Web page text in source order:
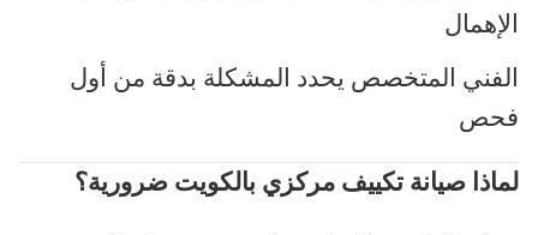
الإهمال
الفني المتخصص يحدد المشكلة بدقة من أول
فحص
لماذا صيانة تكييف مركزي بالكويت ضرورية؟